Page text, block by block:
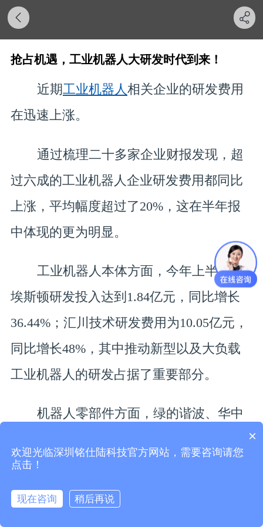
抢占机遇，工业机器人大研发时代到来！
近期工业机器人相关企业的研发费用
在迅速上涨。
通过梳理二十多家企业财报发现，超
过六成的工业机器人企业研发费用都同比
上涨，平均幅度超过了20%，这在半年报
中体现的更为明显。
工业机器人本体方面，今年上半年，
埃斯顿研发投入达到1.84亿元，同比增长
36.44%；汇川技术研发费用为10.05亿元，
同比增长48%，其中推动新型以及大负载
工业机器人的研发占据了重要部分。
机器人零部件方面，绿的谐波、华中
四成；还有机器人集成商的研发费用更是
增长迅速，如江苏北人研发费用同比增
×
欢迎光临深圳铭仕陆科技官方网站，需要咨询请您
点击！
现在咨询 稍后再说